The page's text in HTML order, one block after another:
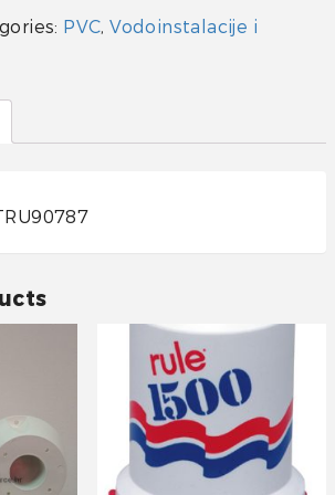
PVC,Vodoinstalacije i